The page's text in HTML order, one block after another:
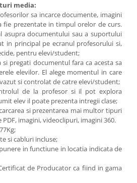
media:
sa incarce documente, imagini
fie prezentate in timpul orelor de curs.
asupra documentului sau a suportului
in principal pe ecranul profesorului si,
pentru elevi/student;
si pregati documentul fara ca acesta sa
elevilor. El alege momentul in care
si controlat de catre elevi/student;
de la profesor si il pot explora
elev il poate prezenta intregii clase;
si prezentarea mai multor tipuri
imagini, videoclipuri, imagini 360.
si cabluri incluse;
in functiune in locatia indicata de
de Producator ca fiind in gama